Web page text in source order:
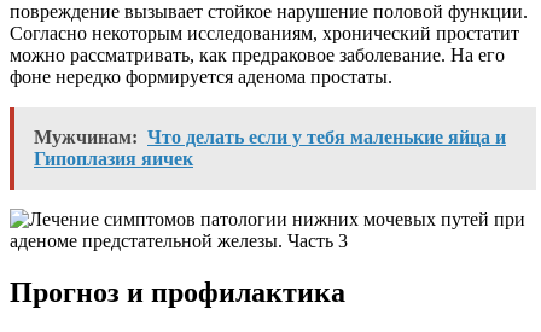
повреждение вызывает стойкое нарушение половой функции.
Согласно некоторым исследованиям, хронический простатит
можно рассматривать, как предраковое заболевание. На его
фоне нередко формируется аденома простаты.
Мужчинам: Что делать если у тебя маленькие яйца и
Гипоплазия яичек
Прогноз и профилактика